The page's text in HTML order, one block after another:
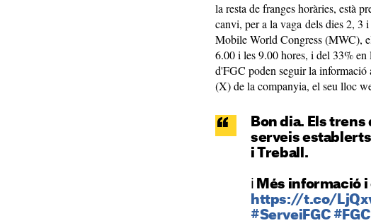
la resta de franges horàries, està
canvi, per a la vaga dels dies 2, 3
Mobile World Congress (MWC),
6.00 i les 9.00 hores, i del 33% en
d'FGC poden seguir la
(X) de la companyia, el seu lloc
Bon dia. Els
serveis
i Treball.
ℹ️ Més informació
https://t.co/
#ServeiFGC #FGC